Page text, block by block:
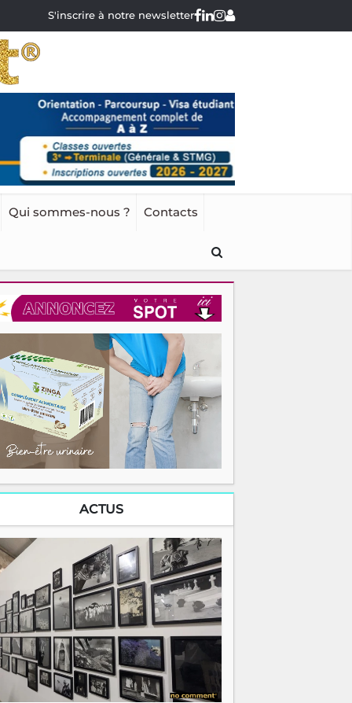
S'inscrire à notre newsletter
Qui sommes-nous ? Contacts
ACTUS